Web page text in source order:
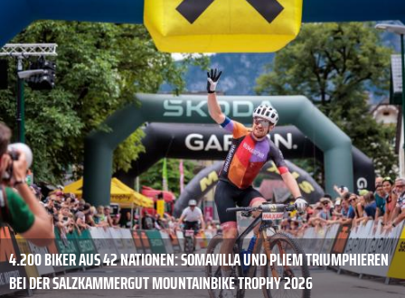
4.200 BIKER AUS 42 NATIONEN: SOMAVILLA UND PLIEM TRIUMPHIEREN
BEI DER SALZKAMMERGUT MOUNTAINBIKE TROPHY 2026